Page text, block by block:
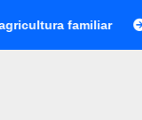
Venezuela está